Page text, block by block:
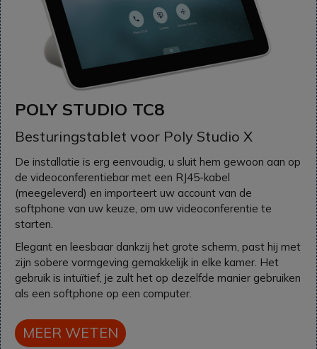
POLY STUDIO TC8
Besturingstablet voor Poly Studio X
De installatie is erg eenvoudig, u sluit hem gewoon aan op
de videoconferentiebar met een RJ45-kabel
(meegeleverd) en importeert uw account van de
softphone van uw keuze, om uw videoconferentie te
starten.
Elegant en leesbaar dankzij het grote scherm, past hij met
zijn sobere vormgeving gemakkelijk in elke kamer. Het
gebruik is intuïtief, je zult het op dezelfde manier gebruiken
als een softphone op een computer.
MEER WETEN